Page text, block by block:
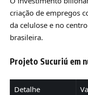
criação de empregos
da celulose e no
brasileira.
Projeto Sucuriú em
Detalhe